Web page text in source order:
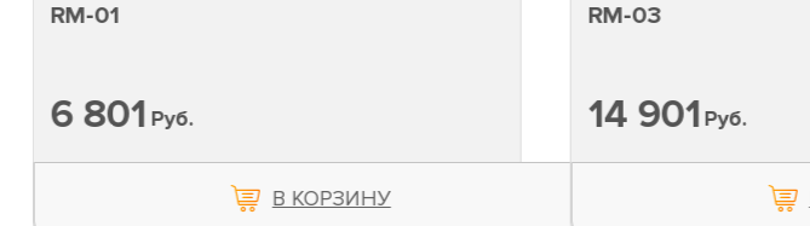
RM-01
6 801 Руб.
В КОРЗИНУ
RM-03
14 901Руб.